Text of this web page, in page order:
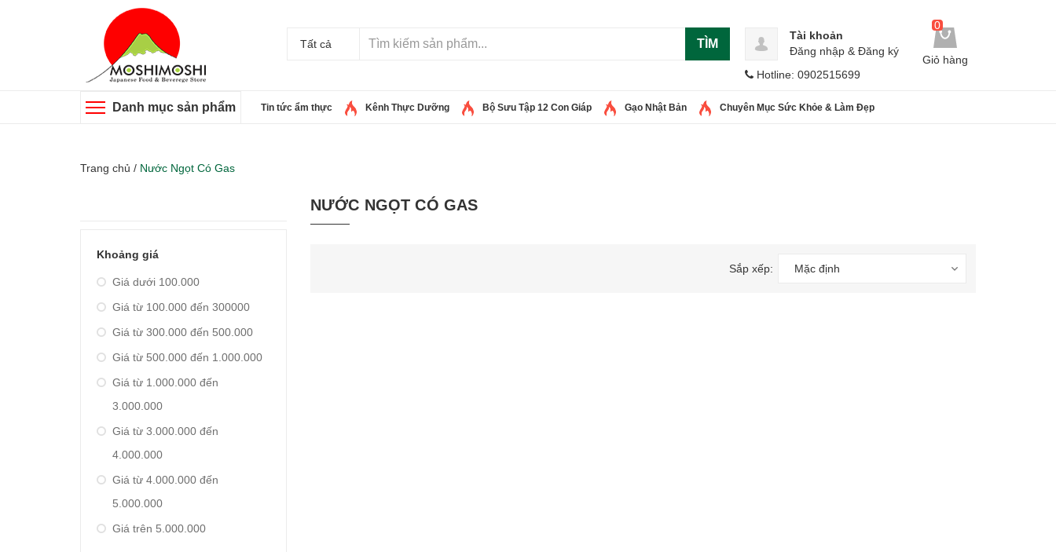
Tất cả TÌM
0
Giỏ hàng
Tài khoản
Đăng nhập & Đăng ký
Hotline: 0902515699
Danh mục sản phẩm Tin tức ẩm thực Kênh Thực Dưỡng Bộ Sưu Tập 12 Con Giáp Gạo Nhật Bản Chuyên Mục Sức Khỏe & Làm Đẹp
Trang chủ / Nước Ngọt Có Gas
Khoảng giá
Giá dưới 100.000
Giá từ 100.000 đến 300000
Giá từ 300.000 đến 500.000
Giá từ 500.000 đến 1.000.000
Giá từ 1.000.000 đến
3.000.000
Giá từ 3.000.000 đến
4.000.000
Giá từ 4.000.000 đến
5.000.000
Giá trên 5.000.000
NƯỚC NGỌT CÓ GAS
Sắp xếp: Mặc định